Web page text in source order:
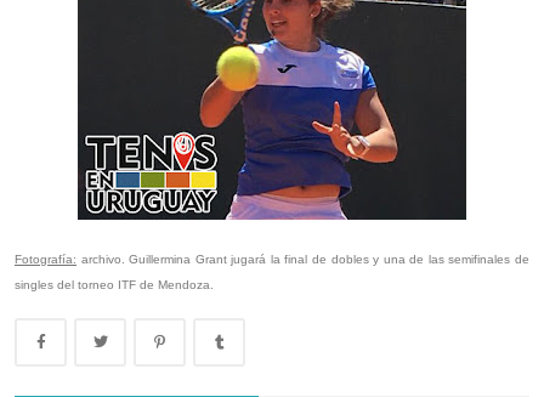
Fotografía: archivo. Guillermina Grant jugará la final de dobles y una de las semifinales de
singles del torneo ITF de Mendoza.